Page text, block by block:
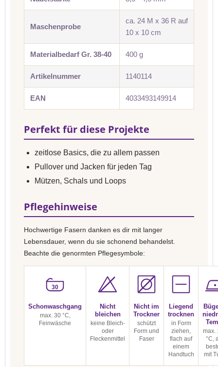
Maschenprobe
ca. 24 M x 36 R auf
10 x 10 cm
Materialbedarf Gr. 38-40 400 g
Artikelnummer 1140114
EAN 4033493149914
Perfekt für diese Projekte
zeitlose Basics, die zu allem passen
Pullover und Jacken für jeden Tag
Mützen, Schals und Loops
Pflegehinweise
Hochwertige Fasern danken es dir mit langer
Lebensdauer, wenn du sie schonend behandelst.
Beachte die genormten Pflegesymbole:
30
Schonwaschgang
max. 30 °C,
Feinwäsche
Nicht
bleichen
keine Bleich-
oder
Fleckenmittel
Nicht im
Trockner
schützt
Form und
Faser
Liegend
trocknen
in Form
ziehen,
flach auf
einem
Handtuch
max.
°C,
mit